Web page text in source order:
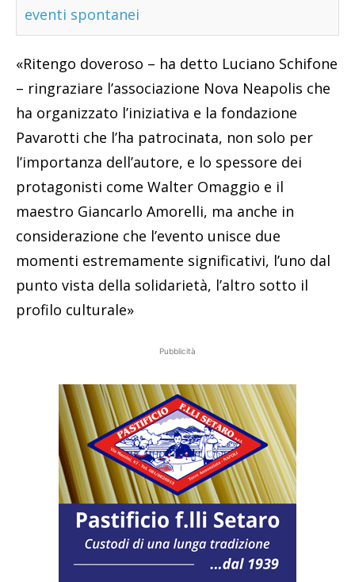
eventi spontanei
«Ritengo doveroso – ha detto Luciano Schifone
– ringraziare l’associazione Nova Neapolis che
ha organizzato l’iniziativa e la fondazione
Pavarotti che l’ha patrocinata, non solo per
l’importanza dell’autore, e lo spessore dei
protagonisti come Walter Omaggio e il
maestro Giancarlo Amorelli, ma anche in
considerazione che l’evento unisce due
momenti estremamente significativi, l’uno dal
punto vista della solidarietà, l’altro sotto il
profilo culturale»
Pubblicità